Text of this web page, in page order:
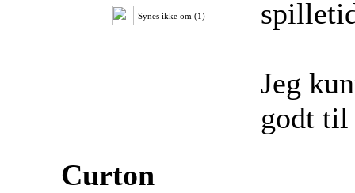
Synes ikke om (1)
Jeg
godt til
Curton